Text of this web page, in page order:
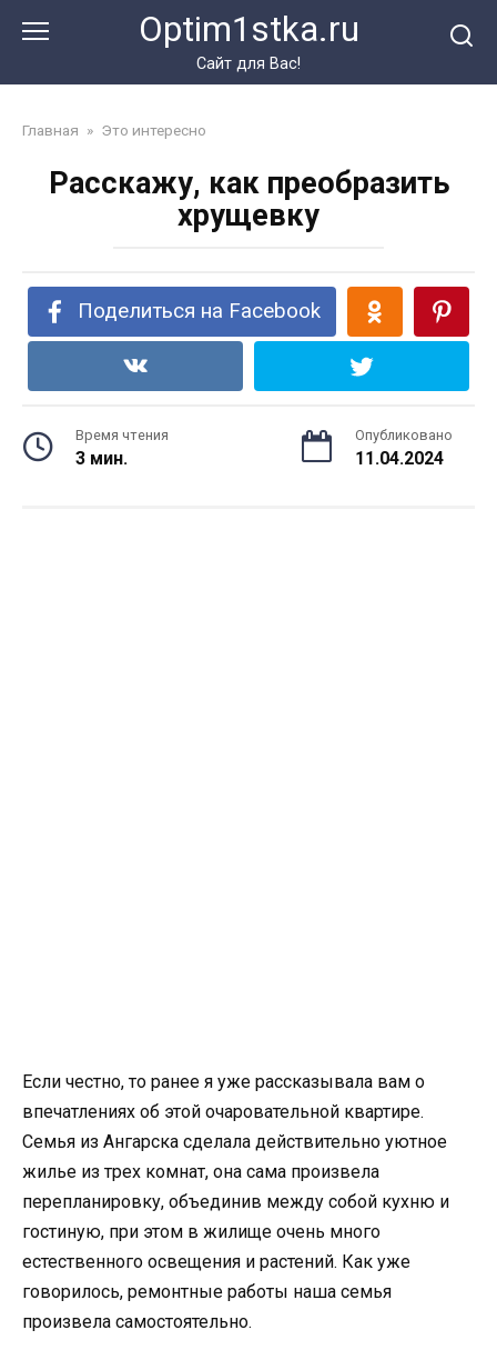
Optim1stka.ru
Сайт для Вас!
Главная » Это интересно
Расскажу, как преобразить
хрущевку
Поделиться на Facebook
Время чтения
3 мин.
Опубликовано
11.04.2024
Если честно, то ранее я уже рассказывала вам о
впечатлениях об этой очаровательной квартире.
Семья из Ангарска сделала действительно уютное
жилье из трех комнат, она сама произвела
перепланировку, объединив между собой кухню и
гостиную, при этом в жилище очень много
естественного освещения и растений. Как уже
говорилось, ремонтные работы наша семья
произвела самостоятельно.